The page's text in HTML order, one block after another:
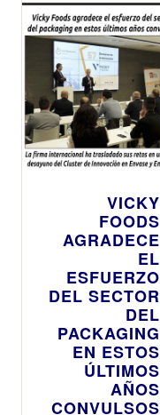
VICKY
FOODS
AGRADECE
EL
ESFUERZO
DEL SECTOR
DEL
PACKAGING
EN ESTOS
ÚLTIMOS
AÑOS
CONVULSOS